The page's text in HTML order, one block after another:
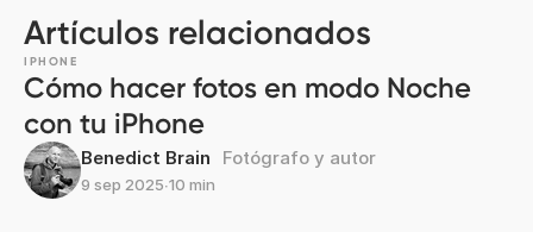
Artículos relacionados
IPHONE
Cómo hacer fotos en modo Noche
con tu iPhone
Benedict Brain Fotógrafo y autor
9 sep 2025∙10 min